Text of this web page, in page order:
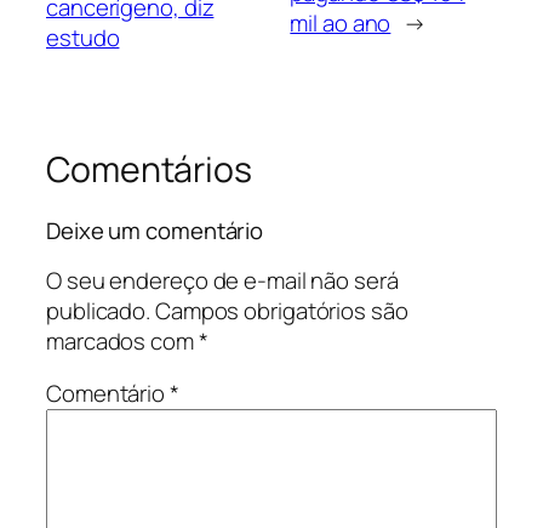
cancerígeno, diz
estudo
mil ao ano →
Comentários
Deixe um comentário
O seu endereço de e-mail não será
publicado.Campos obrigatórios são
marcados com*
Comentário*